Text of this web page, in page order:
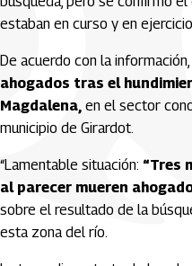
estaban en curso y en
De acuerdo con la información,
ahogados tras el
Magdalena, en el sector
municipio de Girardot.
“Lamentable situación: “Tres
al parecer mueren
sobre el resultado de la
esta zona del río.